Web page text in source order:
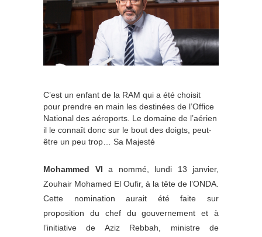
C’est un enfant de la RAM qui a été choisit
pour prendre en main les destinées de l’Office
National des aéroports. Le domaine de l’aérien
il le connaît donc sur le bout des doigts, peut-
être un peu trop… Sa Majesté
Mohammed VI a nommé, lundi 13 janvier,
Zouhair Mohamed El Oufir, à la tête de l’ONDA.
Cette nomination aurait été faite sur
proposition du chef du gouvernement et à
l’initiative de Aziz Rebbah, ministre de